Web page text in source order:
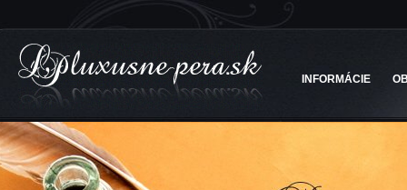
INFORMÁCIE